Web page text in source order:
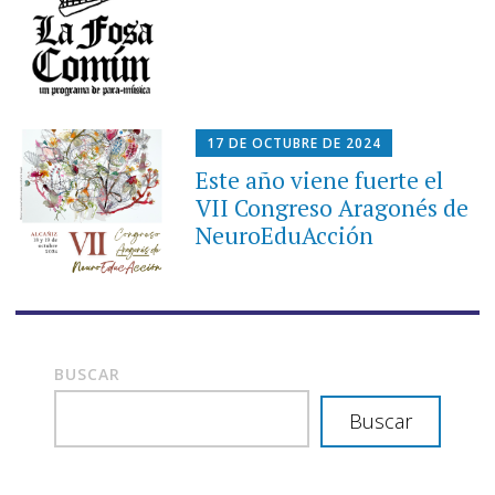
17 DE OCTUBRE DE 2024
Este año viene fuerte el
VII Congreso Aragonés de
NeuroEduAcción
BUSCAR
Buscar